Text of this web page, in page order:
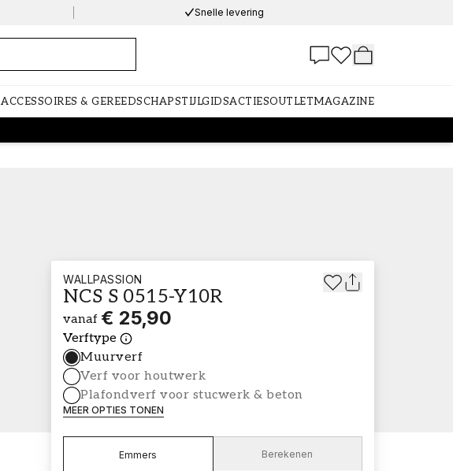
Snelle levering
ACCESSOIRES & GEREEDSCHAPSTIJLGIDSACTIESOUTLETMAGAZINE
WALLPASSION
NCS S 0515-Y10R
vanaf € 25,90
Verftype
Muurverf
Verf voor houtwerk
Plafondverf voor stucwerk & beton
MEER OPTIES TONEN
Emmers Berekenen